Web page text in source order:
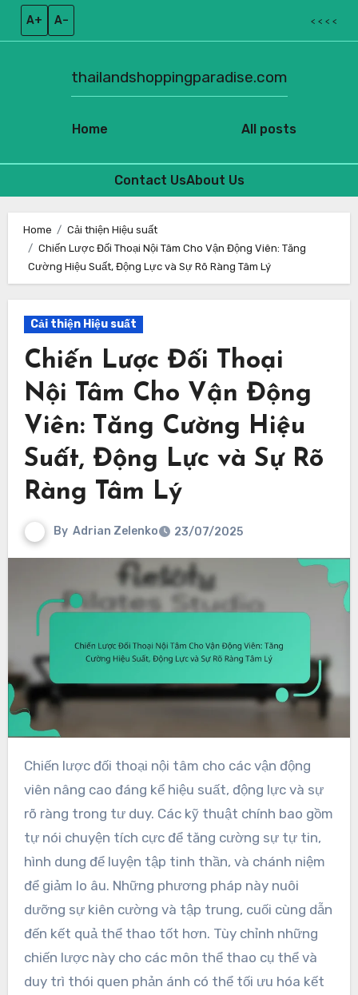
A+ A– < < < <
Home
thailandshoppingparadise.com
All posts
Contact UsAbout Us
content
Home
Cải thiện Hiệu suất
Chiến Lược Đối Thoại Nội Tâm Cho Vận Động Viên: Tăng
Cường Hiệu Suất, Động Lực và Sự Rõ Ràng Tâm Lý
Cải thiện Hiệu suất
Chiến Lược Đối Thoại
Nội Tâm Cho Vận Động
Viên: Tăng Cường Hiệu
Suất, Động Lực và Sự Rõ
Ràng Tâm Lý
By Adrian Zelenko 23/07/2025
Chiến lược đối thoại nội tâm cho các vận động
viên nâng cao đáng kể hiệu suất, động lực và sự
rõ ràng trong tư duy. Các kỹ thuật chính bao gồm
tự nói chuyện tích cực để tăng cường sự tự tin,
hình dung để luyện tập tinh thần, và chánh niệm
để giảm lo âu. Những phương pháp này nuôi
dưỡng sự kiên cường và tập trung, cuối cùng dẫn
đến kết quả thể thao tốt hơn. Tùy chỉnh những
chiến lược này cho các môn thể thao cụ thể và
duy trì thói quen phản ánh có thể tối ưu hóa kết